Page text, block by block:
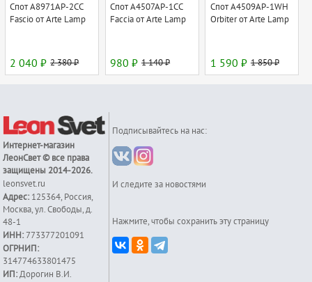
Спот A8971AP-2CC
Fascio от Arte Lamp
2 040 ₽ 2 380 ₽
Спот A4507AP-1CC
Faccia от Arte Lamp
980 ₽ 1 140 ₽
Спот A4509AP-1WH
Orbiter от Arte Lamp
1 590 ₽ 1 850 ₽
Интернет-магазин
ЛеонСвет© все права
защищены 2014-2026.
leonsvet.ru
Адрес: 125364,Россия,
Москва,ул. Свободы, д.
48-1
ИНН:773377201091
ОГРНИП:
314774633801475
ИП:Дорогин В.И.
Подписывайтесь на нас:
И следите за новостями
Нажмите, чтобы сохранить эту страницу